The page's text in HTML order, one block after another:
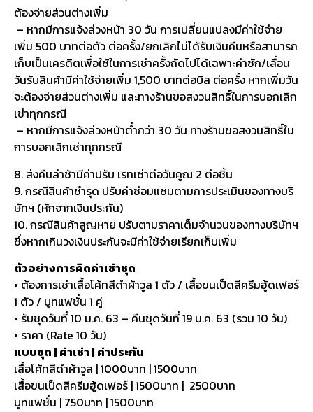
ต้องจ่ายส่วนต่างเพิ่ม
– หากมีการแจ้งล่วงหน้า 30 วัน การเปลี่ยนแปลงมีค่าใช้จ่าย
เพิ่ม 500 บาทต่อตัว ต่อครั้ง/ยกเลิกไม่ได้รับเงินคืนหรือสามารถ
เก็บเป็นเครดิตเพื่อใช้ในการเช่าครั้งถัดไปได้เฉพาะค่าซัก/เลื่อน
วันรับสินค้ามีค่าใช้จ่ายเพิ่ม 1,500 บาทต่อบิล ต่อครั้ง หากเพิ่มวัน
จะต้องจ่ายส่วนต่างเพิ่ม และทางร้านขอสงวนสิทธิ์ในการบอกเลิก
เช่าทุกกรณี
– หากมีการแจ้งล่วงหน้าต่ำกว่า 30 วัน ทางร้านขอสงวนสิทธิ์ใน
การบอกเลิกเช่าทุกกรณี
8. ส่งคืนล่าช้ามีค่าปรับ เรทเช่าต่อวันคูณ 2 ต่อชิ้น
9. กรณีสินค้าชำรุด ปรับค่าซ่อมแซมตามการประเมินของทางบริ
ษัทฯ (หักจากเงินประกัน)
10. กรณีสินค้าสูญหาย ปรับตามราคาเต็มจำนวนของทางบริษัทฯ
ซึ่งหากเกินวงเงินประกันจะมีค่าใช้จ่ายเรียกเก็บเพิ่ม
ตัวอย่างการคิดค่าเช่าชุด
• ต้องการเช่าเสื้อโค้ทสีดำผ้าวูล 1 ตัว / เสื้อขนเป็ดสีครีมฮู้ดเฟอร์
1 ตัว / บูทแฟชั่น 1 คู่
• รับชุดวันที่ 10 ม.ค. 63 – คืนชุดวันที่ 19 ม.ค. 63 (รวม 10 วัน)
• ราคา (Rate 10 วัน)
แบบชุด | ค่าเช่า | ค่าประกัน
เสื้อโค้ทสีดำผ้าวูล | 1000บาท | 1500บาท
เสื้อขนเป็ดสีครีมฮู้ดเฟอร์ | 1500บาท | 2500บาท
บูทแฟชั่น | 750บาท | 1500บาท